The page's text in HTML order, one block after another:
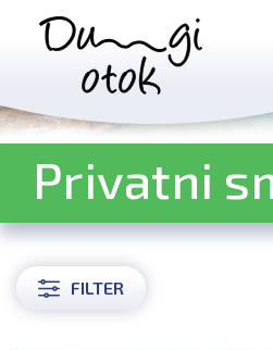
Preskoči na sadržaj
Privatni
FILTER